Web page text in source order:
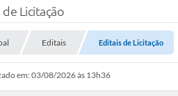
de Licitação
Editais Editais de Licitação
em: 03/08/2026 às 13h36